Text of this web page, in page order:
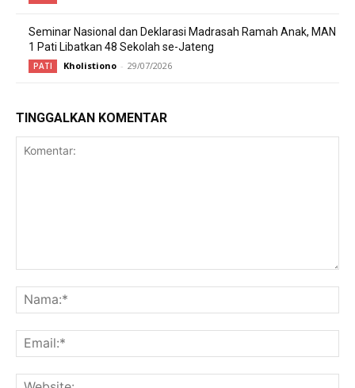
Seminar Nasional dan Deklarasi Madrasah Ramah Anak, MAN
1 Pati Libatkan 48 Sekolah se-Jateng
PATI Kholistiono - 29/07/2026
TINGGALKAN KOMENTAR